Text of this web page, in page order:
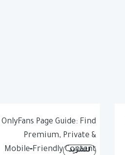
Page Guide: Find
Premium, Private &
Mobile‑Friendly Content
للمزيد